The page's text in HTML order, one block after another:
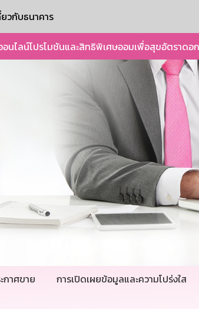
ยวกับธนาคาร
อนไลน์โปรโมชันและสิทธิพิเศษออมเพื่อสุขอัตราดอ
กาศขาย การเปิดเผยข้อมูลและความโปร่งใส